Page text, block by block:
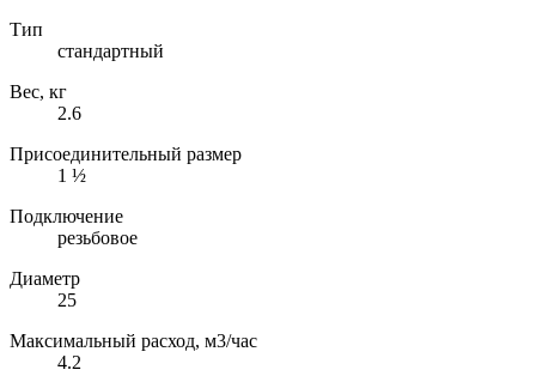
Тип
стандартный
Вес, кг
2.6
Присоединительный размер
1 ½
Подключение
резьбовое
Диаметр
25
Максимальный расход, м3/час
4.2